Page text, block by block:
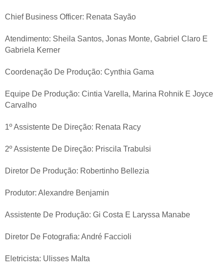
Chief Business Officer: Renata Sayão
Atendimento: Sheila Santos, Jonas Monte, Gabriel Claro E
Gabriela Kerner
Coordenação De Produção: Cynthia Gama
Equipe De Produção: Cintia Varella, Marina Rohnik E Joyce
Carvalho
1º Assistente De Direção: Renata Racy
2º Assistente De Direção: Priscila Trabulsi
Diretor De Produção: Robertinho Bellezia
Produtor: Alexandre Benjamin
Assistente De Produção: Gi Costa E Laryssa Manabe
Diretor De Fotografia: André Faccioli
Eletricista: Ulisses Malta